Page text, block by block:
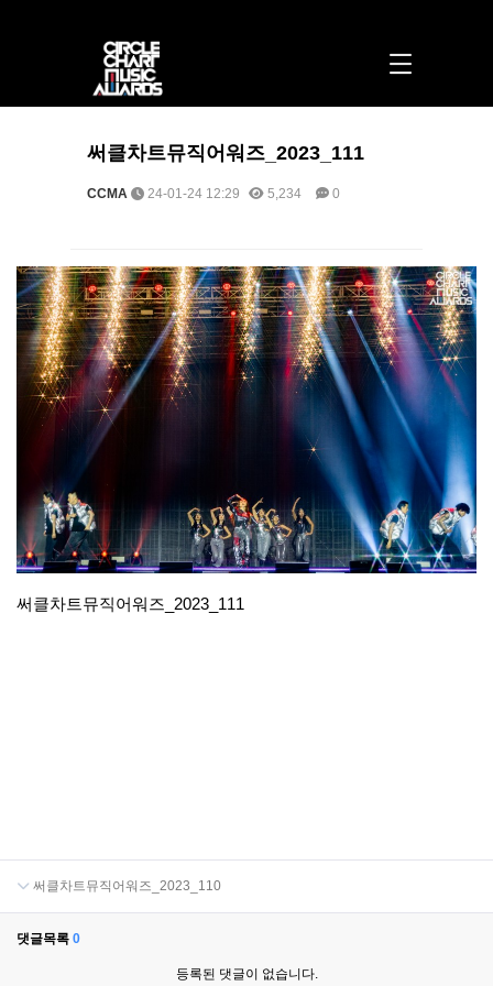
써클차트뮤직어워즈_2023_111
CCMA 24-01-24 12:29 5,234 0
본문
써클차트뮤직어워즈_2023_111
써클차트뮤직어워즈_2023_110
댓글목록 0
등록된 댓글이 없습니다.